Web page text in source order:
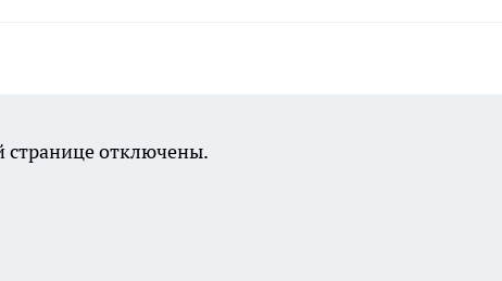
странице отключены.